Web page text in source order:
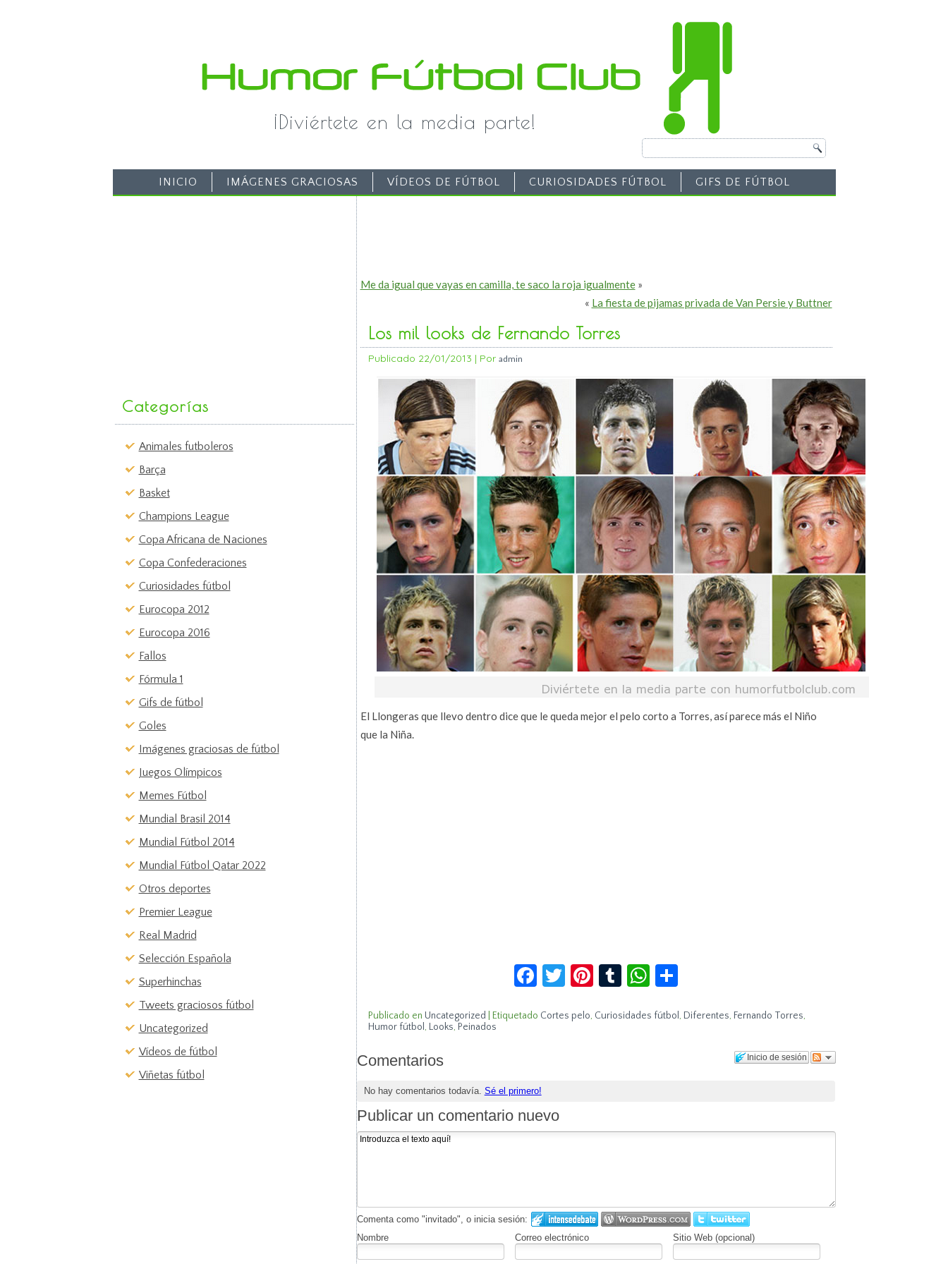
¡Diviértete en la media parte!
INICIO IMÁGENES GRACIOSAS VÍDEOS DE FÚTBOL CURIOSIDADES FÚTBOL GIFS DE FÚTBOL
Categorías
Animales futboleros
Barça
Basket
Champions League
Copa Africana de Naciones
Copa Confederaciones
Curiosidades fútbol
Eurocopa 2012
Eurocopa 2016
Fallos
Fórmula 1
Gifs de fútbol
Goles
Imágenes graciosas de fútbol
Juegos Olímpicos
Memes Fútbol
Mundial Brasil 2014
Mundial Fútbol 2014
Mundial Fútbol Qatar 2022
Otros deportes
Premier League
Real Madrid
Selección Española
Superhinchas
Tweets graciosos fútbol
Uncategorized
Vídeos de fútbol
Viñetas fútbol
Me da igual que vayas en camilla, te saco la roja igualmente»
« La fiesta de pijamas privada de Van Persie y Buttner
Los mil looks de Fernando Torres
Publicado 22/01/2013 | Por admin
El Llongeras que llevo dentro dice que le queda mejor el pelo corto a Torres, así parece más el Niño
que la Niña.
Facebook
Twitter
Pinterest
TumblrWhatsApp
Publicado en Uncategorized Etiquetado Cortes pelo, Curiosidades fútbol , Diferentes, Fernando Torres,
Humor fútbol , Looks, Peinados
Inicio de sesión
Comentarios
No hay comentarios todavía. Sé el primero!
Publicar un comentario nuevo
Comenta como "invitado", o inicia sesión:
Nombre
Correo electrónico Sitio Web (opcional)